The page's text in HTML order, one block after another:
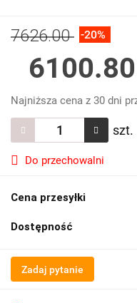
7626.00 -20%
6100.80
Najniższa cena z 30 dni
szt.
Do przechowalni
Cena przesyłki
Dostępność
Zadaj pytanie